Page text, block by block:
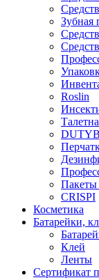
Зубная
Roslin
Пакеты
CRISPI
Косметика
Батарейки,
Клей
Ленты
Сертификат